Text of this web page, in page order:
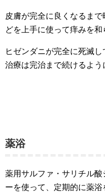
皮膚が完全に良くなるま
どを上手に使って痒みを和
ヒゼンダニが完全に死滅し
治療は完治まで続けるよう
薬浴
薬用サルファ・サリチル
ーを使って、定期的に薬浴